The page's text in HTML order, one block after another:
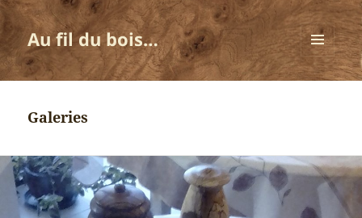
Au fil du bois…
MENU
ET
Galeries